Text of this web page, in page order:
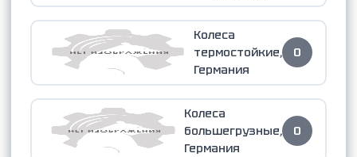
Колеса
термостойкие,
Германия
0
Колеса
большегрузные,
Германия
0